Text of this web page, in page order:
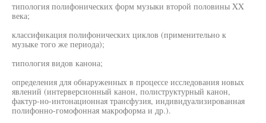
типология полифонических форм музыки второй половины XX
века;
классификация полифонических циклов (применительно к
музыке того же периода);
типология видов канона;
определения для обнаруженных в процессе исследования новых
явлений (интерверсионный канон, полиструктурный канон,
фактур-но-интонационная трансфузия, индивидуализированная
полифонно-гомофонная макроформа и др.).